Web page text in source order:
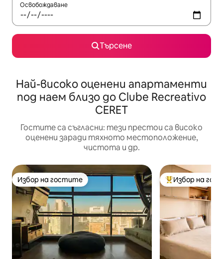
Освобождаване
Търсене
Най-високо оценени апартаменти
под наем близо до Clube Recreativo
CERET
Гостите са съгласни: тези престои са високо
оценени заради тяхното местоположение,
чистота и др.
Избор на гостите
Избор на гостите Най-популярен
Избор на